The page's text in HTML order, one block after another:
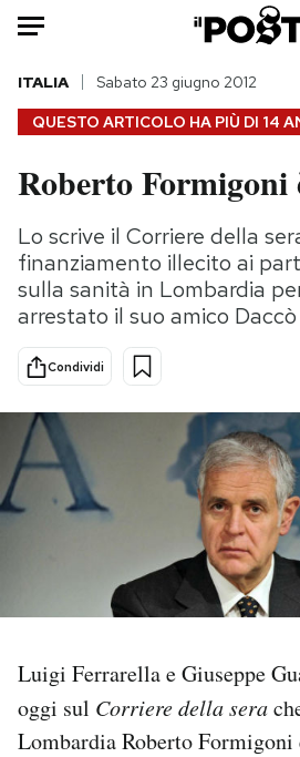
Auto
HOME
Italia
Politica
Tecnologia
Internet
Scienza
Cultura
Economia
Sport
NEWSLETTER
I MIEI PREFERITI
QUESTO ARTICOLO HA PIÙ DI 14
ITALIA Sabato 23 giugno 2012
Roberto Formigoni
Lo scrive il Corriere della
finanziamento illecito ai
sulla sanità in Lombardia
arrestato il suo amico Daccò
Condividi
Luigi Ferrarella e Giuseppe
oggi sul Corriere della sera
Lombardia Roberto Formigoni